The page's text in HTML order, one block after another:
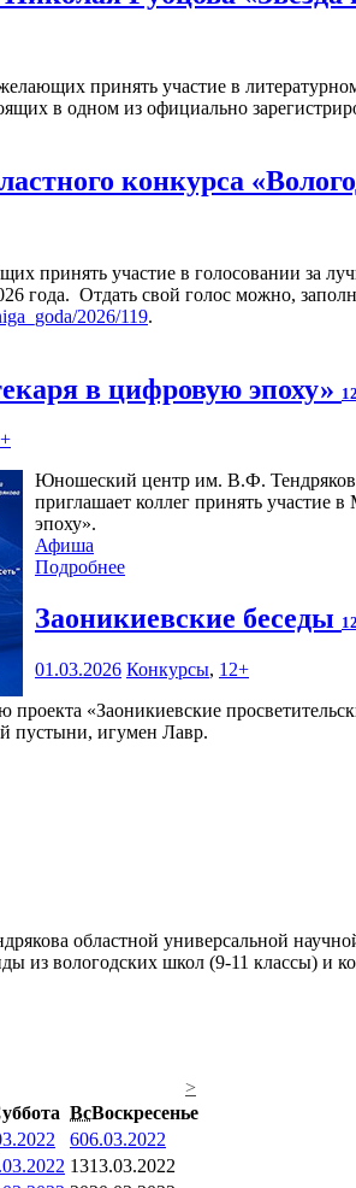
принять участие в
в одном из официально
конкурса
принять участие в голосовании за
года. Отдать свой голос можно,
2026/119.
в цифровую эпоху»
Юношеский центр им. В.Ф.
приглашает коллег принять участие
эпоху».
Афиша
Подробнее
Заоникиевские беседы
01.03.2026 Конкурсы, 12+
проекта «Заоникиевские
пустыни, игумен Лавр.
областной универсальной
из вологодских школ (9-11 классы) и
>
ВсВоскресенье
606.03.2022
1313.03.2022